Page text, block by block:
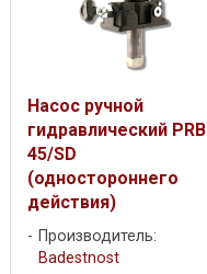
Насос ручной
гидравлический PRB
45/SD
(одностороннего
действия)
Производитель:
Badestnost